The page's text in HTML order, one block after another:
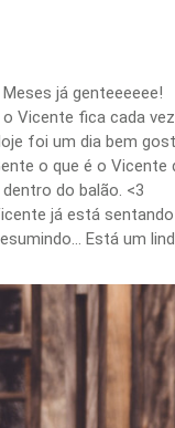
Meses já genteeeeee!
o Vicente fica cada
foi um dia bem
o que é o Vicente
dentro do balão. <3
já está
Está um